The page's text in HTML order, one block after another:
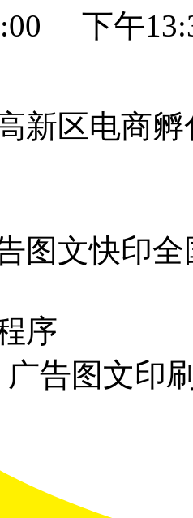
下午
新区电商孵
图文快印全
序
告图文印